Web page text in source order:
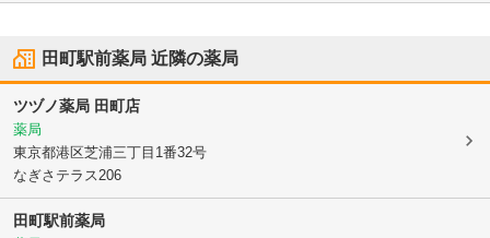
田町駅前薬局 近隣の薬局
ツヅノ薬局 田町店
薬局
東京都港区芝浦三丁目1番32号
なぎさテラス206
田町駅前薬局